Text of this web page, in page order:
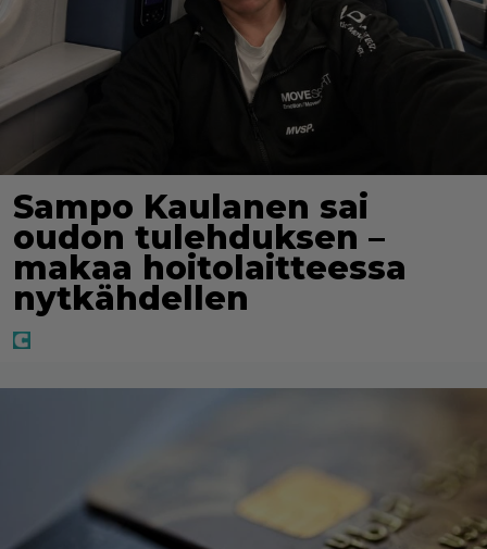
Sampo Kaulanen sai
oudon tulehduksen –
makaa hoitolaitteessa
nytkähdellen